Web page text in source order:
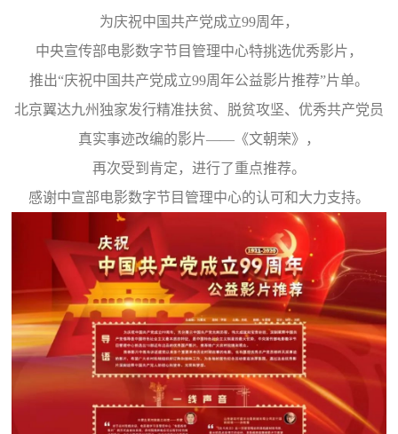
为庆祝中国共产党成立99周年，
中央宣传部电影数字节目管理中心特挑选优秀影片，
推出“庆祝中国共产党成立99周年公益影片推荐”片单。
北京翼达九州独家发行精准扶贫、脱贫攻坚、优秀共产党员
真实事迹改编的影片——《文朝荣》，
再次受到肯定，进行了重点推荐。
感谢中宣部电影数字节目管理中心的认可和大力支持。